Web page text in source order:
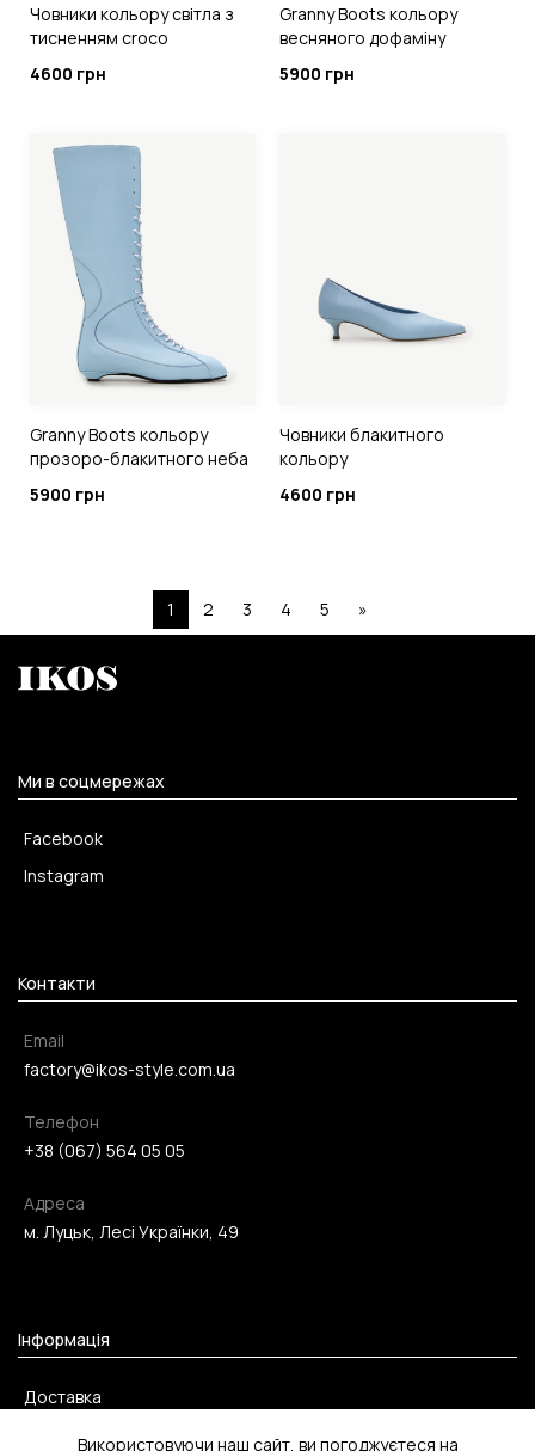
Човники кольору світла з
тисненням croco
4600 грн
Granny Boots кольору
весняного дофаміну
5900 грн
Granny Boots кольору
прозоро-блакитного неба
5900 грн
Човники блакитного
кольору
4600 грн
1 2 3 4 5 »
Ми в соцмережах
Facebook
Instagram
Контакти
Email
factory@ikos-style.com.ua
Телефон
+38 (067) 564 05 05
Адреса
м. Луцьк, Лесі Українки, 49
Інформація
Доставка
Використовуючи наш сайт, ви погоджуєтеся на